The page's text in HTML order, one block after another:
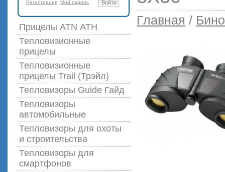
Регистрация Мой пароль Войти
Прицелы ATN АТН
Тепловизионные
прицелы
Тепловизионные
прицелы Trail (Трэйл)
Тепловизоры Guide Гайд
Тепловизоры
автомобильные
Тепловизоры для охоты
и строительства
Тепловизоры для
смартфонов
Главная /